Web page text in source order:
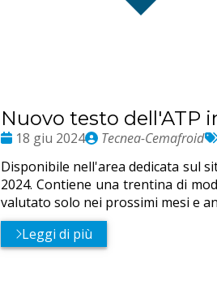
Nuovo testo dell'ATP
Date
18 giu 2024
Publié
Tecnea-Cemafroid
Disponibile nell'area dedicata sul
2024. Contiene una trentina di
valutato solo nei prossimi mesi e
Leggi di più